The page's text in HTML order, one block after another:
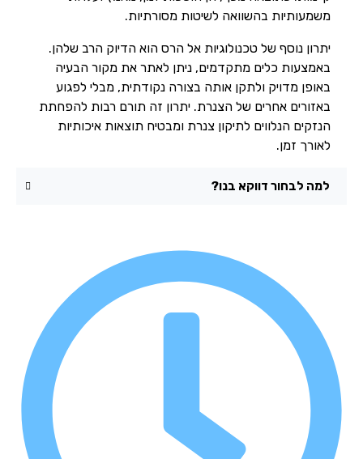
משמעותיות בהשוואה לשיטות מסורתיות.
יתרון נוסף של טכנולוגיות אל הרס הוא הדיוק הרב שלהן.
באמצעות כלים מתקדמים, ניתן לאתר את מקור הבעיה
באופן מדויק ולתקן אותה בצורה נקודתית, מבלי לפגוע
באזורים אחרים של הצנרת. יתרון זה תורם רבות להפחתת
הנזקים הנלווים לתיקון צנרת ומבטיח תוצאות איכותיות
לאורך זמן.
למה לבחור דווקא בנו?